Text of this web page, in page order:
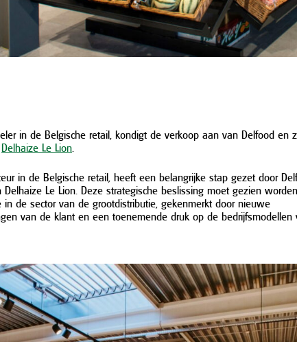
in de Belgische retail, kondigt de verkoop aan van Delfood en
Delhaize Le Lion
in de Belgische retail, heeft een belangrijke stap gezet door
Le Lion. Deze strategische beslissing moet gezien
de sector van de grootdistributie, gekenmerkt door nieuwe
van de klant en een toenemende druk op de bedrijfsmodellen